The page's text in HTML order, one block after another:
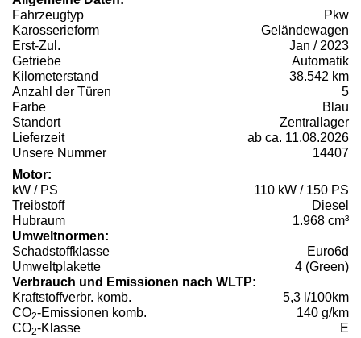
Fahrzeugtyp
Pkw
Karosserieform
Geländewagen
Erst-Zul.
Jan / 2023
Getriebe
Automatik
Kilometerstand
38.542 km
Anzahl der Türen
5
Farbe
Blau
Standort
Zentrallager
Lieferzeit
ab ca. 11.08.2026
Unsere Nummer
14407
Motor:
kW / PS
110 kW / 150 PS
Treibstoff
Diesel
Hubraum
1.968 cm³
Umweltnormen:
Schadstoffklasse
Euro6d
Umweltplakette
4 (Green)
Verbrauch und Emissionen nach WLTP:
Kraftstoffverbr. komb.
5,3 l/100km
CO2-Emissionen komb.
140 g/km
CO2-Klasse E